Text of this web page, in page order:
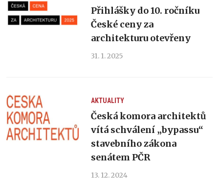
Přihlášky do 10. ročníku
České ceny za
architekturu otevřeny
31. 1. 2025
AKTUALITY
Česká komora architektů
vítá schválení „bypassu“
stavebního zákona
senátem PČR
13. 12. 2024